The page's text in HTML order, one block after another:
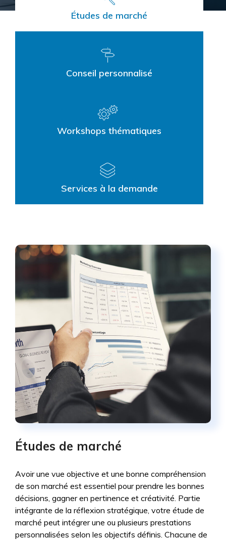
Études de marché
Conseil personnalisé
Workshops thématiques
Services à la demande
Études de marché
Avoir une vue objective et une bonne compréhension
de son marché est essentiel pour prendre les bonnes
décisions, gagner en pertinence et créativité. Partie
intégrante de la réflexion stratégique, votre étude de
marché peut intégrer une ou plusieurs prestations
personnalisées selon les objectifs définis. Chacune de